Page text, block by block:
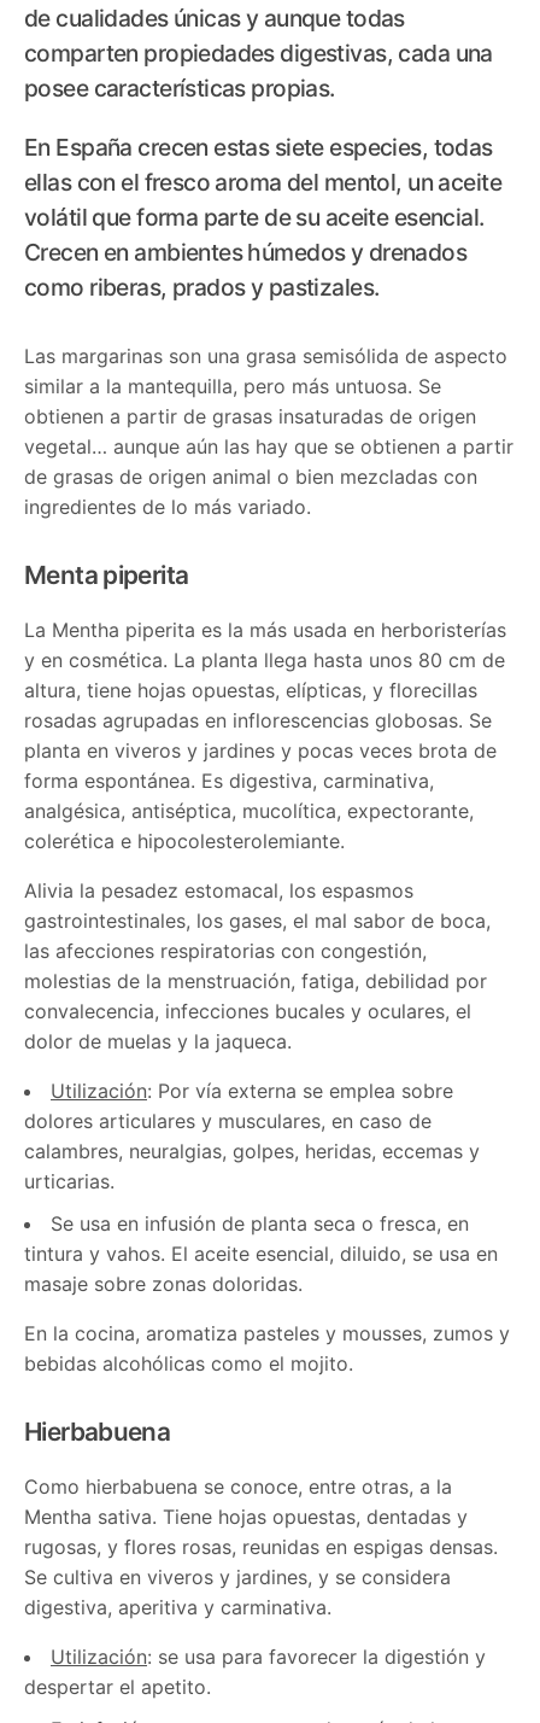
de cualidades únicas y aunque todas
comparten propiedades digestivas, cada una
posee características propias.
En España crecen estas siete especies, todas
ellas con el fresco aroma del mentol, un aceite
volátil que forma parte de su aceite esencial.
Crecen en ambientes húmedos y drenados
como riberas, prados y pastizales.
Las margarinas son una grasa semisólida de aspecto
similar a la mantequilla, pero más untuosa. Se
obtienen a partir de grasas insaturadas de origen
vegetal… aunque aún las hay que se obtienen a partir
de grasas de origen animal o bien mezcladas con
ingredientes de lo más variado.
Menta piperita
La Mentha piperita es la más usada en herboristerías
y en cosmética. La planta llega hasta unos 80 cm de
altura, tiene hojas opuestas, elípticas, y florecillas
rosadas agrupadas en inflorescencias globosas. Se
planta en viveros y jardines y pocas veces brota de
forma espontánea. Es digestiva, carminativa,
analgésica, antiséptica, mucolítica, expectorante,
colerética e hipocolesterolemiante.
Alivia la pesadez estomacal, los espasmos
gastrointestinales, los gases, el mal sabor de boca,
las afecciones respiratorias con congestión,
molestias de la menstruación, fatiga, debilidad por
convalecencia, infecciones bucales y oculares, el
dolor de muelas y la jaqueca.
Utilización: Por vía externa se emplea sobre
dolores articulares y musculares, en caso de
calambres, neuralgias, golpes, heridas, eccemas y
urticarias.
Se usa en infusión de planta seca o fresca, en
tintura y vahos. El aceite esencial, diluido, se usa en
masaje sobre zonas doloridas.
En la cocina, aromatiza pasteles y mousses, zumos y
bebidas alcohólicas como el mojito.
Hierbabuena
Como hierbabuena se conoce, entre otras, a la
Mentha sativa. Tiene hojas opuestas, dentadas y
rugosas, y flores rosas, reunidas en espigas densas.
Se cultiva en viveros y jardines, y se considera
digestiva, aperitiva y carminativa.
Utilización: se usa para favorecer la digestión y
despertar el apetito.